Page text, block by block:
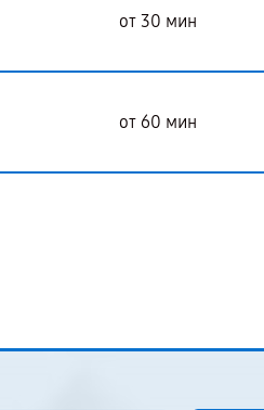
от 30 мин
от 60 мин